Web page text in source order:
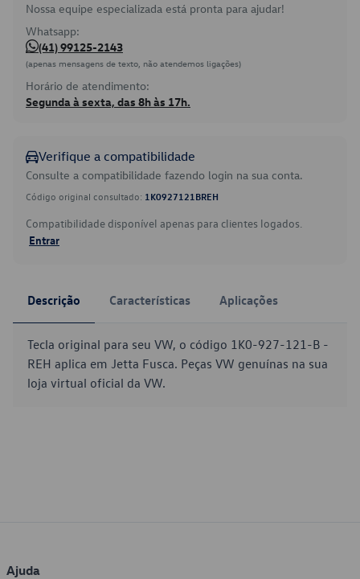
Nossa equipe especializada está pronta para ajudar!
Whatsapp:
(41) 99125-2143
(apenas mensagens de texto, não atendemos ligações)
Horário de atendimento:
Segunda à sexta, das 8h às 17h.
Verifique a compatibilidade
Consulte a compatibilidade fazendo login na sua conta.
Código original consultado: 1K0927121BREH
Compatibilidade disponível apenas para clientes logados.
Entrar
Descrição Características Aplicações
Tecla original para seu VW, o código 1K0-927-121-B -
REH aplica em Jetta Fusca. Peças VW genuínas na sua
loja virtual oficial da VW.
Ajuda